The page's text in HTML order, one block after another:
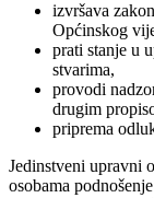
izvršava
Općinskog
prati stanje u
stvarima,
provodi
drugim
priprema
Jedinstveni upravni
osobama